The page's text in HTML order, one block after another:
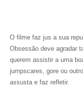
O filme faz jus a sua
Obsessão deve agradar
querem assistir a uma
jumpscares, gore ou
assusta e faz refletir.